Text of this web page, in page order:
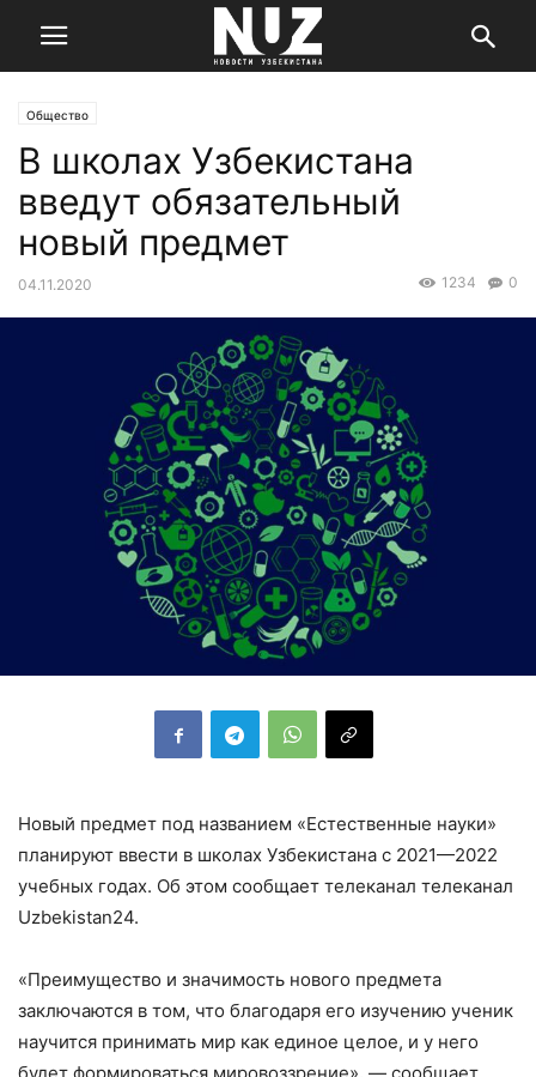
Общество
В школах Узбекистана
введут обязательный
новый предмет
04.11.2020 0
1234
Новый предмет под названием «Естественные науки»
планируют ввести в школах Узбекистана с 2021—2022
учебных годах. Об этом сообщает телеканал телеканал
Uzbekistan24.
«Преимущество и значимость нового предмета
заключаются в том, что благодаря его изучению ученик
научится принимать мир как единое целое, и у него